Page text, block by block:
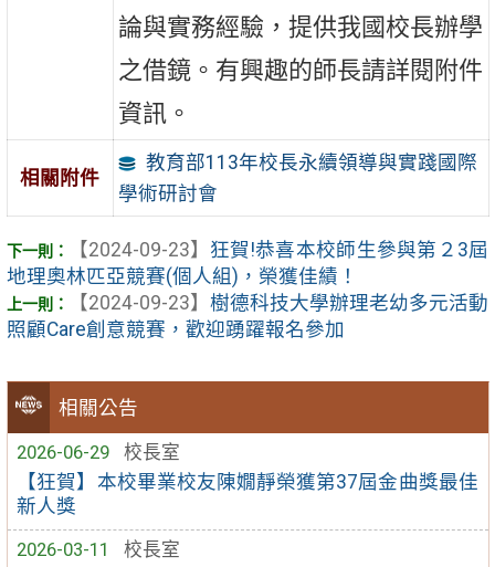
相關公告
2026-06-29
校長室
【狂賀】本校畢業校友陳嫺靜榮獲第37屆金曲獎最佳
新人獎
2026-03-11
校長室
論與實務經驗，提供我國校長辦學
之借鏡。有興趣的師長請詳閱附件
資訊。
相關附件
教育部113年校長永續領導與實踐國際
學術研討會
【2024-09-23】 狂賀!恭喜本校師生參與第２3屆
地理奧林匹亞競賽(個人組)，榮獲佳績！
【2024-09-23】 樹德科技大學辦理老幼多元活動
照顧Care創意競賽，歡迎踴躍報名參加